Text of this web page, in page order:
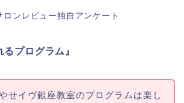
ンレビュー独自アンケート
るプログラム』
せイヴ銀座教室のプログラムは楽し